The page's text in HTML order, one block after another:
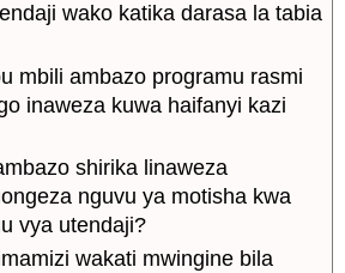
wako katika darasa la tabia
mbili ambazo programu rasmi
inaweza kuwa haifanyi kazi
shirika linaweza
nguvu ya motisha kwa
vya utendaji?
wakati mwingine bila